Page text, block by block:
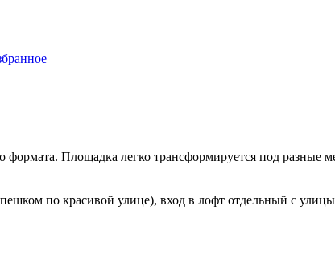
Площадка легко трансформируется под разные
по красивой улице), вход в лофт отдельный с